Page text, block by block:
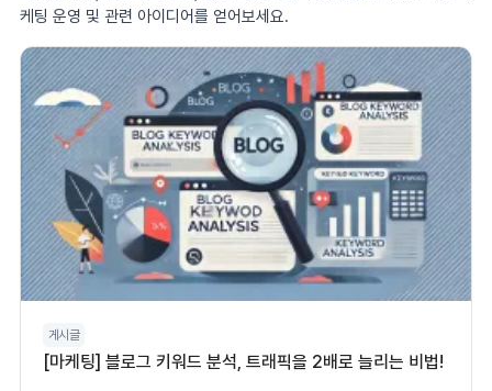
케팅 운영 및 관련 아이디어를 얻어보세요.
게시글
[마케팅] 블로그 키워드 분석, 트래픽을 2배로 늘리는 비법!